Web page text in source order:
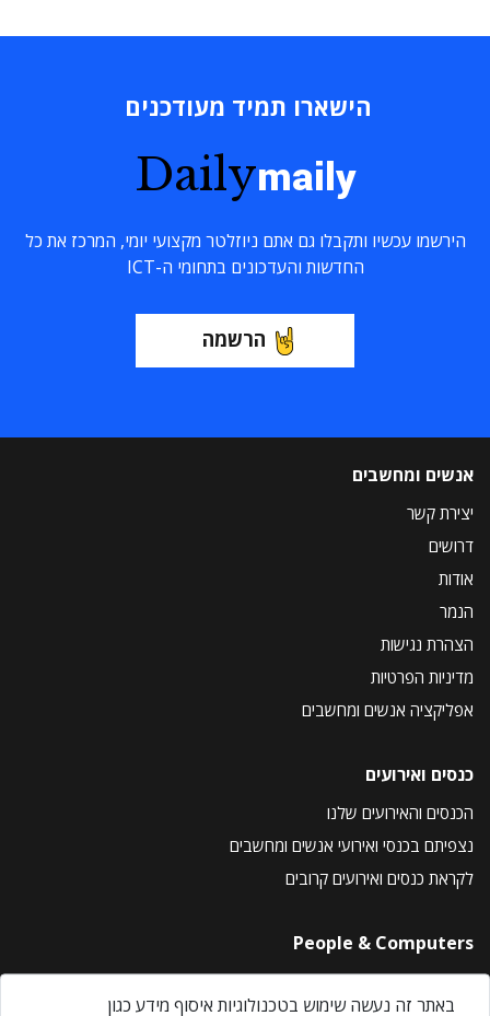
הישארו תמיד מעודכנים
Dailymaily
הירשמו עכשיו ותקבלו גם אתם ניוזלטר מקצועי יומי, המרכז את כל
החדשות והעדכונים בתחומי ה-ICT
הרשמה
אנשים ומחשבים
יצירת קשר
דרושים
אודות
הנמר
הצהרת נגישות
מדיניות הפרטיות
אפליקציה אנשים ומחשבים
כנסים ואירועים
הכנסים והאירועים שלנו
נצפיתם בכנסי ואירועי אנשים ומחשבים
לקראת כנסים ואירועים קרובים
People & Computers
About Us
באתר זה נעשה שימוש בטכנולוגיות איסוף מידע כגון